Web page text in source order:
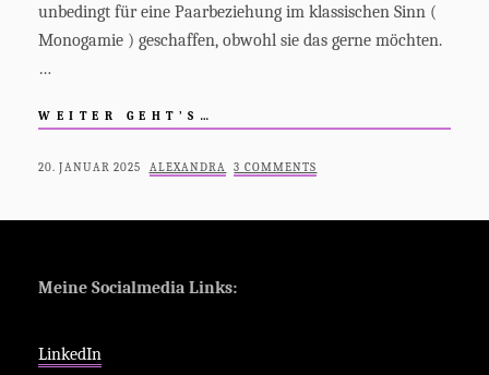
unbedingt für eine Paarbeziehung im klassischen Sinn (
Monogamie ) geschaffen, obwohl sie das gerne möchten.
…
WEITER GEHT’S…
MICHAEL
POSTED
20. JANUAR 2025 BY
ALEXANDRA 3 COMMENTS
Meine Socialmedia Links:
LinkedIn